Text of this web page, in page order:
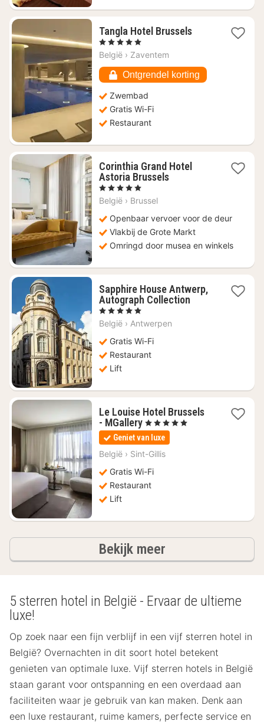
Tangla Hotel Brussels1
121,08
, 5 Sterren
België › Zaventem
Ontgrendel korting
Zwembad
Gratis Wi-Fi
Restaurant
Corinthia Grand Hotel
Astoria Brussels1
498,21
, 5 Sterren
België › Brussel
Openbaar vervoer voor de deur
Vlakbij de Grote Markt
Omringd door musea en winkels
Sapphire House Antwerp,
Autograph Collection1
, 5 Sterren
België › Antwerpen
Gratis Wi-Fi
Restaurant
Lift
Le Louise Hotel Brussels
- MGallery1
nacht
vanaf
€
, 5 Sterren
Geniet van luxe
België › Sint-Gillis
Gratis Wi-Fi
Restaurant
Lift
Bekijk meerhotels
5 sterren hotel in België - Ervaar de ultieme
luxe!
Op zoek naar een fijn verblijf in een vijf sterren hotel in
België? Overnachten in dit soort hotel betekent
genieten van optimale luxe. Vijf sterren hotels in België
staan garant voor ontspanning en een overdaad aan
faciliteiten waar je gebruik van kan maken. Denk aan
een luxe restaurant, ruime kamers, perfecte service en